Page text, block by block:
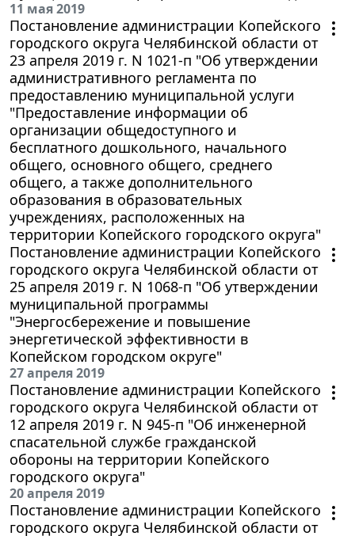
11 мая 2019
Постановление администрации Копейского
городского округа Челябинской области от
23 апреля 2019 г. N 1021-п "Об утверждении
административного регламента по
предоставлению муниципальной услуги
"Предоставление информации об
организации общедоступного и
бесплатного дошкольного, начального
общего, основного общего, среднего
общего, а также дополнительного
образования в образовательных
учреждениях, расположенных на
территории Копейского городского округа"
Постановление администрации Копейского
городского округа Челябинской области от
25 апреля 2019 г. N 1068-п "Об утверждении
муниципальной программы
"Энергосбережение и повышение
энергетической эффективности в
Копейском городском округе"
27 апреля 2019
Постановление администрации Копейского
городского округа Челябинской области от
12 апреля 2019 г. N 945-п "Об инженерной
спасательной службе гражданской
обороны на территории Копейского
городского округа"
20 апреля 2019
Постановление администрации Копейского
городского округа Челябинской области от